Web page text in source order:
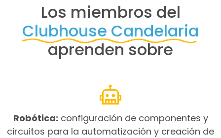
Los miembros del
Clubhouse Candelaria
aprenden sobre
Robótica: configuración de componentes y
circuitos para la automatización y creación de